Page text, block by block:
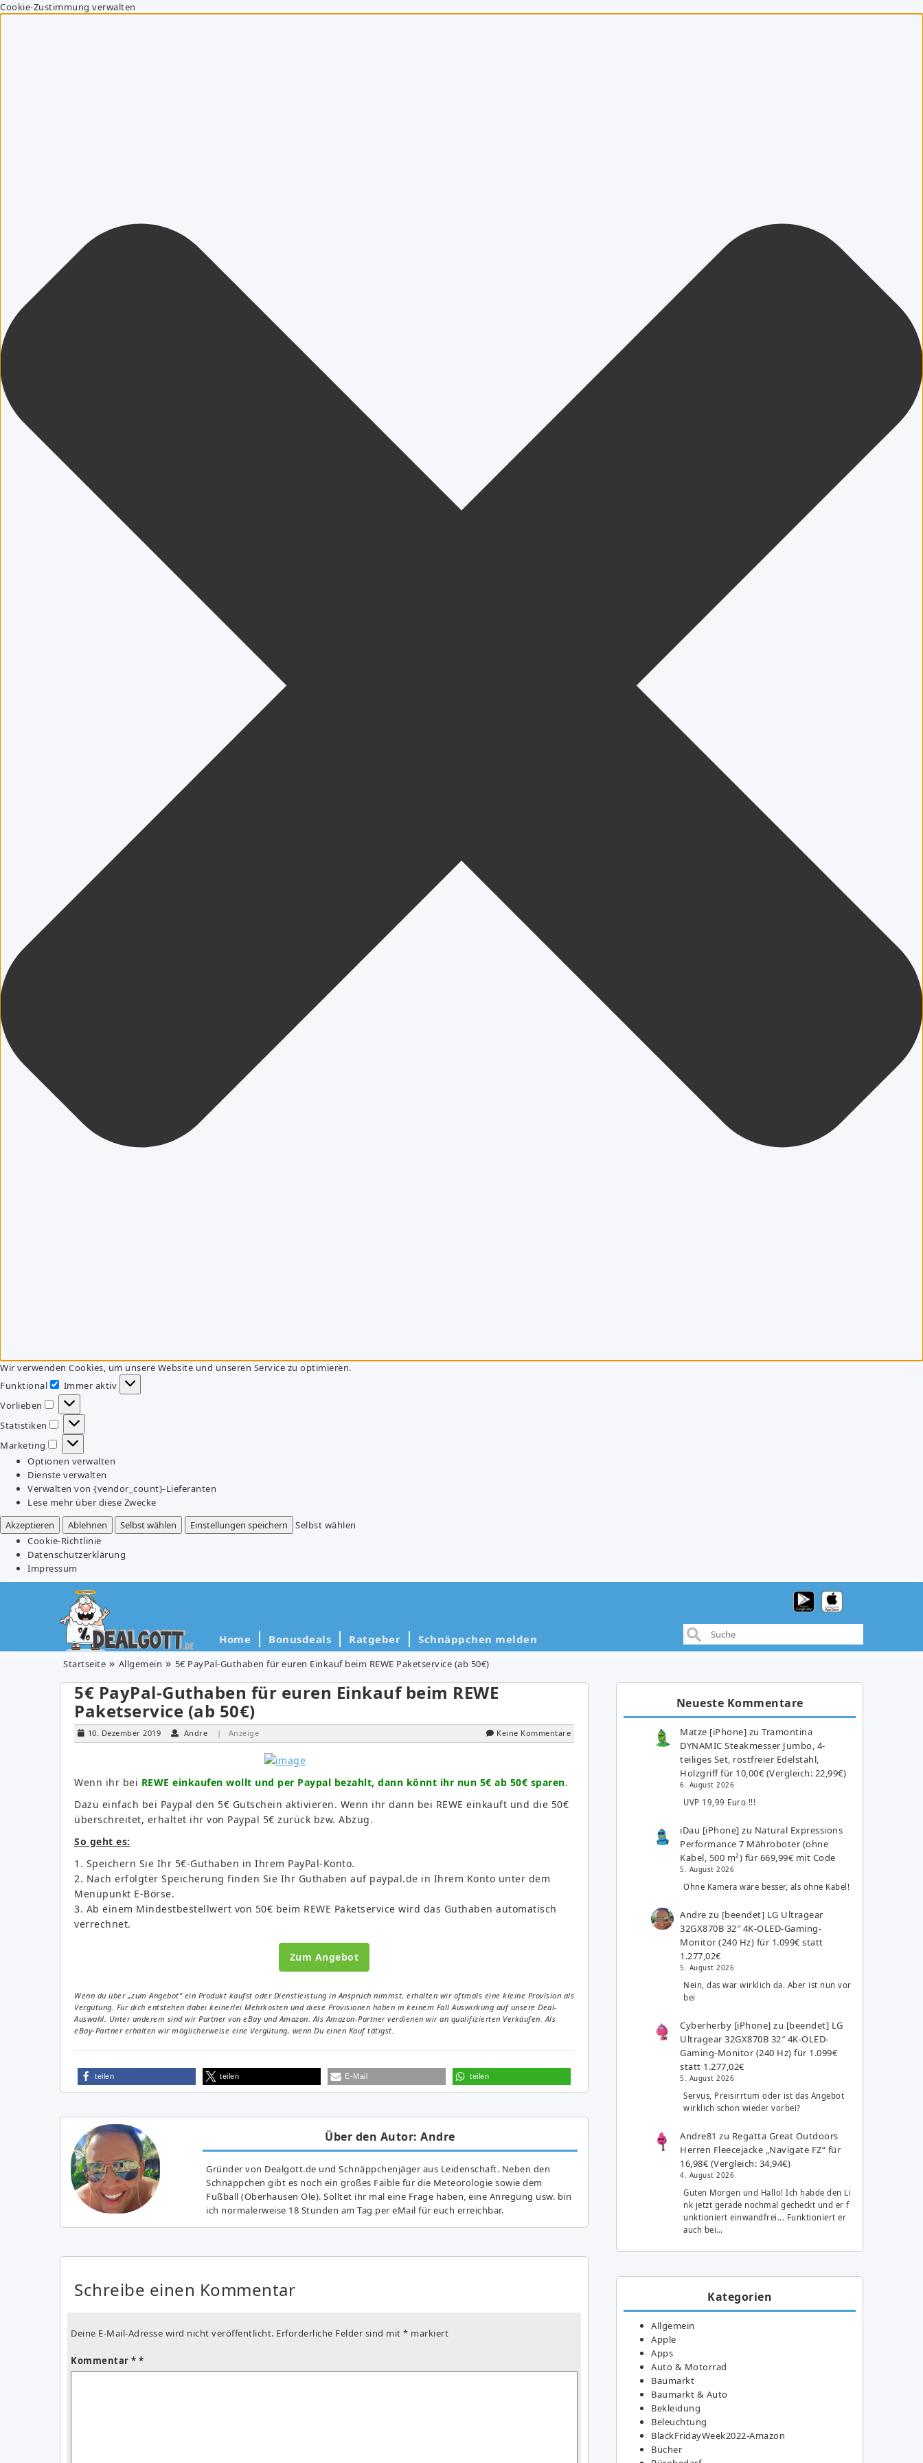
Cookie-Zustimmung verwalten
Wir verwenden Cookies, um unsere Website und unseren Service zu optimieren.
Funktional
Funktional
Immer aktiv
Vorlieben
Vorlieben
Statistiken
Statistiken
Marketing
Marketing
Optionen verwalten
Dienste verwalten
Verwalten von {vendor_count}-Lieferanten
Lese mehr über diese Zwecke
Akzeptieren
Ablehnen Selbst wählen Einstellungen speichern
Selbst wählen
Cookie-Richtlinie
Datenschutzerklärung
Impressum
Home Bonusdeals Ratgeber Schnäppchen melden
Startseite Allgemein 5€ PayPal-Guthaben für euren Einkauf beim REWE Paketservice (ab 50€)
5€ PayPal-Guthaben für euren Einkauf beim REWE
Paketservice (ab 50€)
10. Dezember 2019 Andre | Anzeige Keine Kommentare
Wenn ihr bei REWE einkaufen wollt und per Paypal bezahlt, dann könnt ihr nun 5€ ab 50€ sparen.
Dazu einfach bei Paypal den 5€ Gutschein aktivieren. Wenn ihr dann bei REWE einkauft und die 50€
überschreitet, erhaltet ihr von Paypal 5€ zurück bzw. Abzug.
So geht es:
1. Speichern Sie Ihr 5€-Guthaben in Ihrem PayPal-Konto.
2. Nach erfolgter Speicherung finden Sie Ihr Guthaben auf paypal.de in Ihrem Konto unter dem
Menüpunkt E-Börse.
3. Ab einem Mindestbestellwert von 50€ beim REWE Paketservice wird das Guthaben automatisch
verrechnet.
Zum Angebot
Wenn du über „zum Angebot“ ein Produkt kaufst oder Dienstleistung in Anspruch nimmst, erhalten wir oftmals eine kleine Provision als
Vergütung. Für dich entstehen dabei keinerlei Mehrkosten und diese Provisionen haben in keinem Fall Auswirkung auf unsere Deal-
Auswahl. Unter anderem sind wir Partner von eBay und Amazon. Als Amazon-Partner verdienen wir an qualifizierten Verkäufen. Als
eBay-Partner erhalten wir möglicherweise eine Vergütung, wenn Du einen Kauf tätigst.
teilen teilen E-Mail teilen
Über den Autor: Andre
Gründer von Dealgott.de und Schnäppchenjäger aus Leidenschaft. Neben den
Schnäppchen gibt es noch ein großes Fai­ble für die Meteorologie sowie dem
Fußball (Oberhausen Ole). Solltet ihr mal eine Frage haben, eine Anregung usw. bin
ich normalerweise 18 Stunden am Tag per eMail für euch erreichbar.
Schreibe einen Kommentar
Deine E-Mail-Adresse wird nicht veröffentlicht. Erforderliche Felder sind mit * markiert
Kommentar *
Neueste Kommentare
Matze [iPhone] zuTramontina
DYNAMIC Steakmesser Jumbo, 4-
teiliges Set, rostfreier Edelstahl,
Holzgriff für 10,00€ (Vergleich: 22,99€)
6. August 2026
UVP 19,99 Euro !!!
iDau [iPhone] zu Natural Expressions
Performance 7 Mähroboter (ohne
Kabel, 500 m²) für 669,99€ mit Code
5. August 2026
Ohne Kamera wäre besser, als ohne Kabel!
Andre zu [beendet] LG Ultragear
32GX870B 32″ 4K-OLED-Gaming-
Monitor (240 Hz) für 1.099€ statt
1.277,02€
5. August 2026
Nein, das war wirklich da. Aber ist nun vor
bei
Cyberherby [iPhone] zu [beendet] LG
Ultragear 32GX870B 32″ 4K-OLED-
Gaming-Monitor (240 Hz) für 1.099€
statt 1.277,02€
5. August 2026
Servus, Preisirrtum oder ist das Angebot
wirklich schon wieder vorbei?
Andre81 zu Regatta Great Outdoors
Herren Fleecejacke „Navigate FZ“ für
16,98€ (Vergleich: 34,94€)
4. August 2026
Guten Morgen und Hallo! Ich habde den Li
nk jetzt gerade nochmal gecheckt und er f
unktioniert einwandfrei... Funktioniert er
auch bei…
Kategorien
Allgemein
Apple
Apps
Auto & Motorrad
Baumarkt
Baumarkt & Auto
Bekleidung
Beleuchtung
BlackFridayWeek2022-Amazon
Bücher